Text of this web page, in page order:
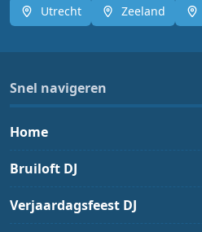
Utrecht
Zeeland
Snel navigeren
Home
Bruiloft DJ
Verjaardagsfeest DJ